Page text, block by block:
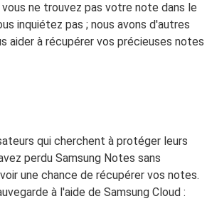
ne trouvez pas votre note dans le
inquiétez pas ; nous avons d'autres
aider à récupérer vos précieuses notes
qui cherchent à protéger leurs
perdu Samsung Notes sans
une chance de récupérer vos notes.
à l'aide de Samsung Cloud :